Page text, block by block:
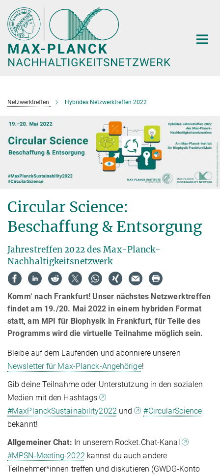
Hauptinhalt
Netzwerktreffen Hybrides Netzwerktreffen 2022
Circular Science:
Beschaffung & Entsorgung
Jahrestreffen 2022 des Max-Planck-
Nachhaltigkeitsnetzwerk
Komm‘ nach Frankfurt! Unser nächstes Netzwerktreffen
findet am 19./20. Mai 2022 in einem hybriden Format
statt, am MPI für Biophysik in Frankfurt, für Teile des
Programms wird die virtuelle Teilnahme möglich sein.
Bleibe auf dem Laufenden und abonniere unseren
Newsletter für Max-Planck-Angehörige!
Gib deine Teilnahme oder Unterstützung in den sozialen
Medien mit den Hashtags
#MaxPlanckSustainability2022und
#CircularScience
bekannt!
Allgemeiner Chat: In unserem Rocket.Chat-Kanal
#MPSN-Meeting-2022kannst du auch andere
Teilnehmer*innen treffen und diskutieren (GWDG-Konto